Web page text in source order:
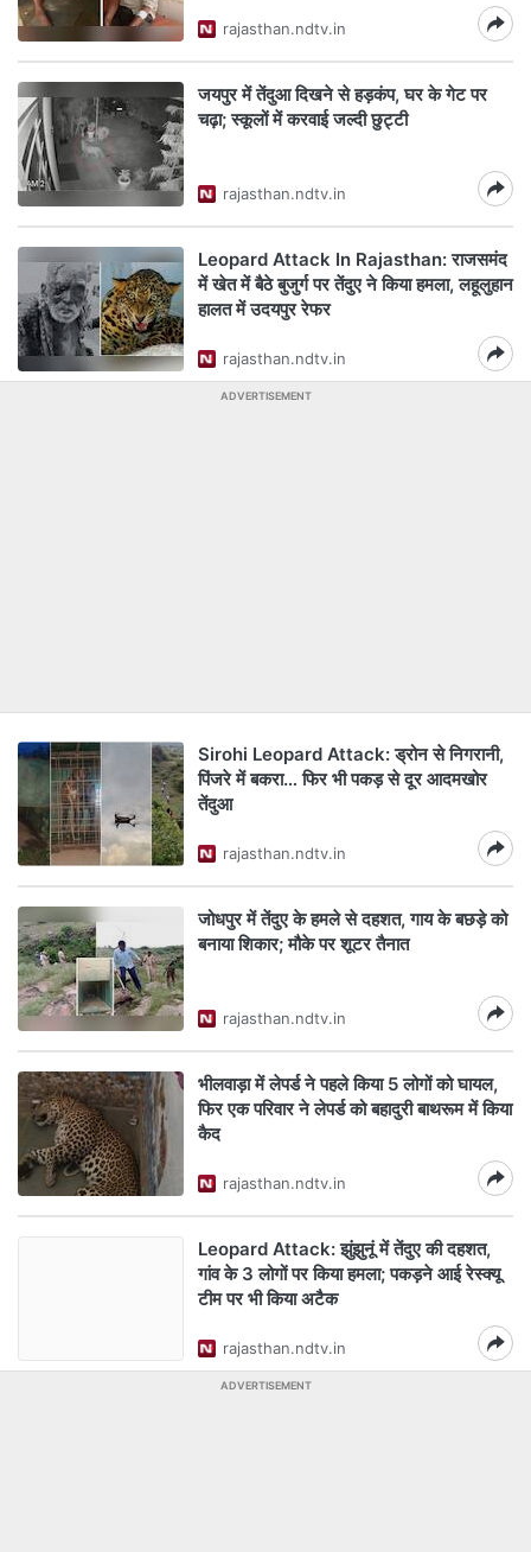
rajasthan.ndtv.in
जयपुर में तेंदुआ दिखने से हड़कंप, घर के गेट पर
चढ़ा; स्कूलों में करवाई जल्दी छुट्टी
rajasthan.ndtv.in
Leopard Attack In Rajasthan: राजसमंद
में खेत में बैठे बुजुर्ग पर तेंदुए ने किया हमला, लहूलुहान
हालत में उदयपुर रेफर
rajasthan.ndtv.in
ADVERTISEMENT
Sirohi Leopard Attack: ड्रोन से निगरानी,
पिंजरे में बकरा… फिर भी पकड़ से दूर आदमखोर
तेंदुआ
rajasthan.ndtv.in
जोधपुर में तेंदुए के हमले से दहशत, गाय के बछड़े को
बनाया शिकार; मौके पर शूटर तैनात
rajasthan.ndtv.in
भीलवाड़ा में लेपर्ड ने पहले किया 5 लोगों को घायल,
फिर एक परिवार ने लेपर्ड को बहादुरी बाथरूम में किया
कैद
rajasthan.ndtv.in
Leopard Attack: झुंझुनूं में तेंदुए की दहशत,
गांव के 3 लोगों पर किया हमला; पकड़ने आई रेस्क्यू
टीम पर भी किया अटैक
rajasthan.ndtv.in
ADVERTISEMENT